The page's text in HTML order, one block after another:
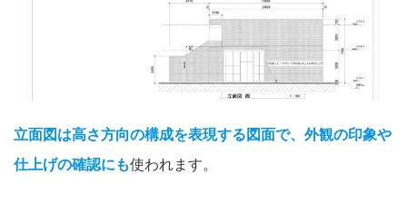
立面図は高さ方向の構成を表現する図面で、外観の印象や
仕上げの確認にも使われます。